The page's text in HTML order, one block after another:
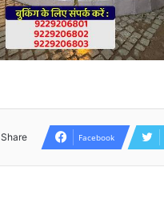
Share Facebook